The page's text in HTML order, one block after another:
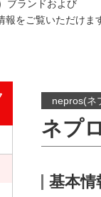
ブランドおよび
をご覧いただけま
nepros(ネ
ネプ
基本情